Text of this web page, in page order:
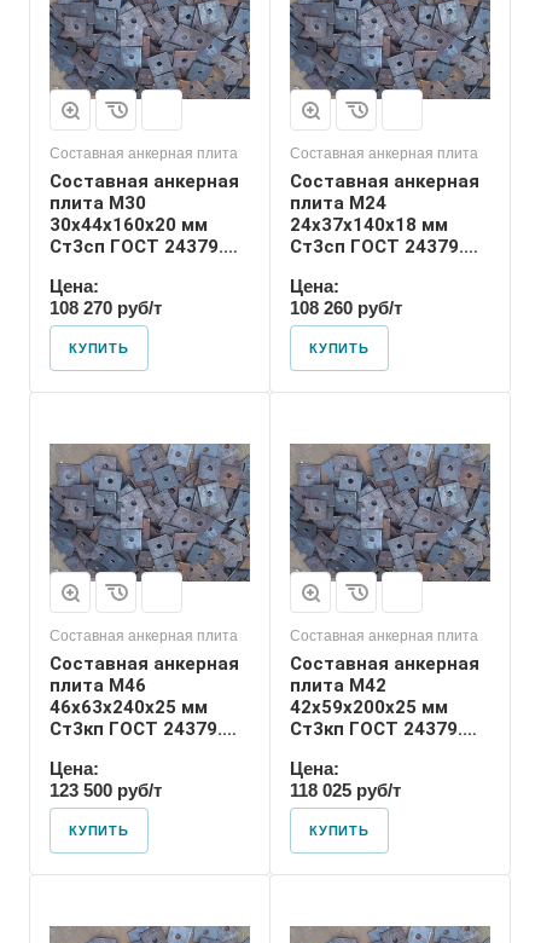
Составная анкерная плита
Составная анкерная
плита М30
30х44х160х20 мм
Ст3сп ГОСТ 24379.1-
Цена:
108 270 руб/т
КУПИТЬ
Номер диаметра
резьбы
М24
Размер резьбы
М24
Составная анкерная плита
Составная анкерная
плита М24
24х37х140х18 мм
Ст3сп ГОСТ 24379.1-
Цена:
108 260 руб/т
КУПИТЬ
Составная анкерная плита
Составная анкерная
плита М46
46х63х240х25 мм
Ст3кп ГОСТ 24379.1-
Цена:
123 500 руб/т
КУПИТЬ
42
Номер диаметра
резьбы
М42
Размер резьбы
М42
Составная анкерная плита
Составная анкерная
плита М42
42х59х200х25 мм
Ст3кп ГОСТ 24379.1-
Цена:
118 025 руб/т
КУПИТЬ
30